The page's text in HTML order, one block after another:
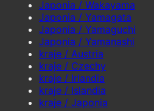
Japonia / Wakayama
Japonia / Yamagata
Japonia / Yamaguchi
Japonia / Yamanashi
kraje / Austria
kraje / Czechy
kraje / Irlandia
kraje / Islandia
kraje / Japonia